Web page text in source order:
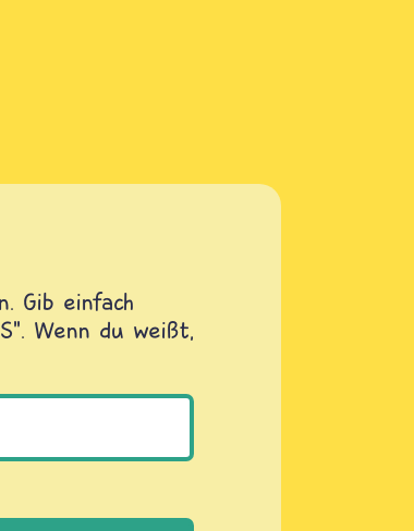
Gib einfach
Wenn du weißt,